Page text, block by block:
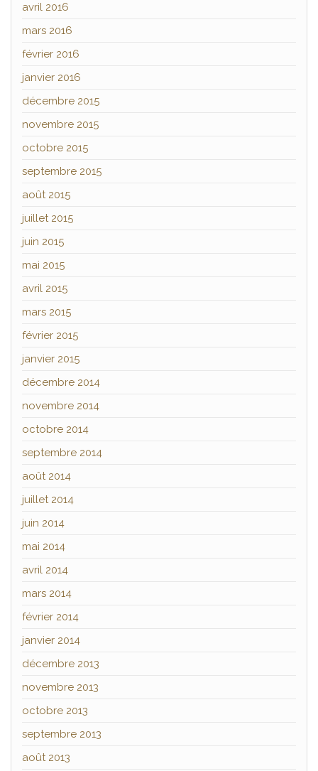
avril 2016
mars 2016
février 2016
janvier 2016
décembre 2015
novembre 2015
octobre 2015
septembre 2015
août 2015
juillet 2015
juin 2015
mai 2015
avril 2015
mars 2015
février 2015
janvier 2015
décembre 2014
novembre 2014
octobre 2014
septembre 2014
août 2014
juillet 2014
juin 2014
mai 2014
avril 2014
mars 2014
février 2014
janvier 2014
décembre 2013
novembre 2013
octobre 2013
septembre 2013
août 2013